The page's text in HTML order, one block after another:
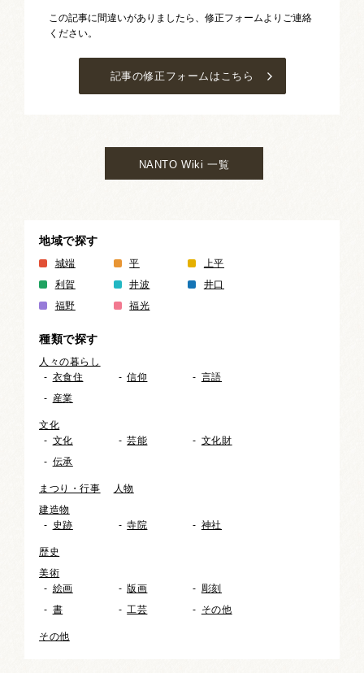
この記事に間違いがありましたら、修正フォームよりご連絡
ください。
記事の修正フォームはこちら
NANTO Wiki 一覧
地域で探す
城端 平
上平
利賀
井波
井口
福野
福光
種類で探す
人々の暮らし
衣食住
信仰
言語
産業
文化
文化
芸能
文化財
伝承
まつり・行事
人物
建造物
史跡
寺院 神社
歴史
美術
絵画
版画
彫刻
書
工芸 その他
その他